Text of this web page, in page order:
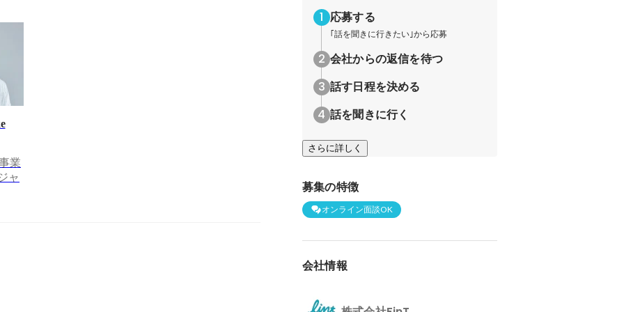
業
ャ
応募する
｢話を聞きに行きたい｣から応募
会社からの返信を待つ
話す日程を決める
話を聞きに行く
さらに詳しく
募集の特徴
オンライン面談OK
会社情報